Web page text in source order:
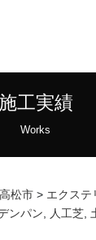
工実績
Works
松市 > エクステ
ンパン 人工芝